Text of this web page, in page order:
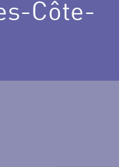
Côte-